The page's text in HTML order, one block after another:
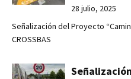
28 julio, 2025
Señalización del Proyecto
CROSSBAS